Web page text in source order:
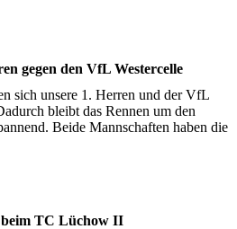
gegen den VfL Westercelle
sich unsere 1. Herren und der VfL
bleibt das Rennen um den
Beide Mannschaften haben die
beim TC Lüchow II